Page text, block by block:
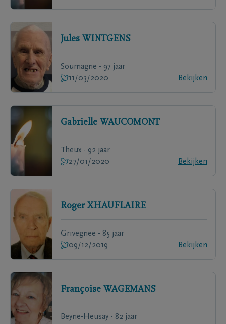
Jules WINTGENS
Soumagne - 97 jaar
11/03/2020
Bekijken
Gabrielle WAUCOMONT
Theux - 92 jaar
27/01/2020
Bekijken
Roger XHAUFLAIRE
Grivegnee - 85 jaar
09/12/2019
Bekijken
Françoise WAGEMANS
Beyne-Heusay - 82 jaar